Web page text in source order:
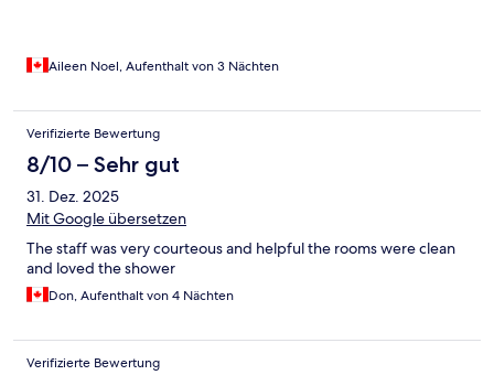
Aileen Noel, Aufenthalt von 3 Nächten
Verifizierte Bewertung
8/10 – Sehr gut
31. Dez. 2025
Mit Google übersetzen
The staff was very courteous and helpful the rooms were clean
and loved the shower
Don, Aufenthalt von 4 Nächten
Verifizierte Bewertung